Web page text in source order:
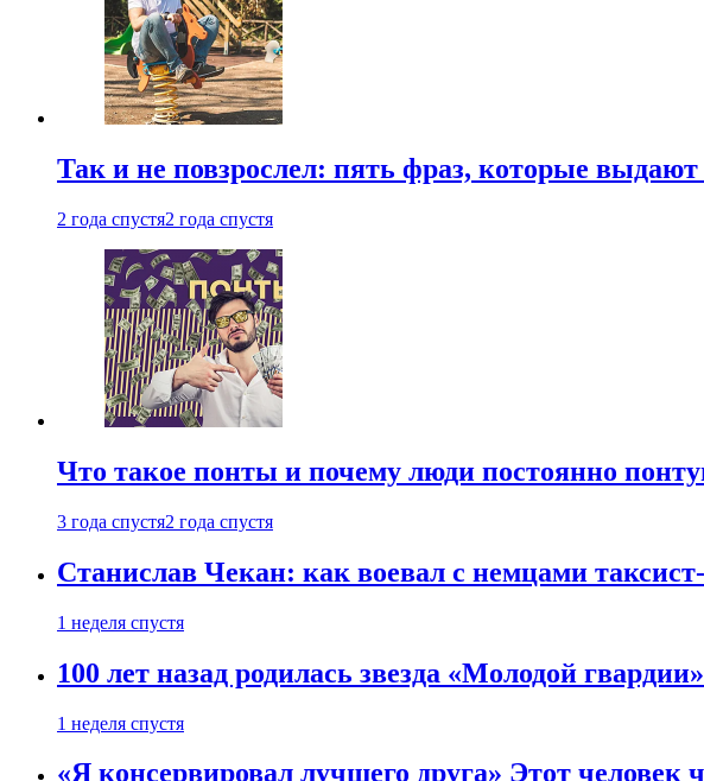
Так и не повзрослел: пять фраз, которые
2 года спустя2 года спустя
Что такое понты и почему люди постоянно
3 года спустя2 года спустя
Станислав Чекан: как воевал с немцами
1 неделя спустя
100 лет назад родилась звезда «Молодой
1 неделя спустя
«Я консервировал лучшего друга» Этот человек